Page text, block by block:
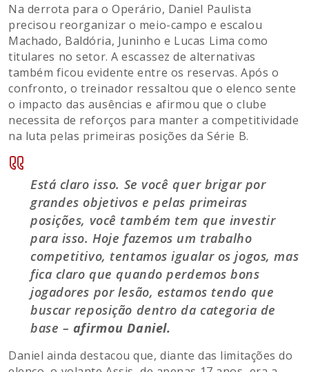
Na derrota para o Operário, Daniel Paulista
precisou reorganizar o meio-campo e escalou
Machado, Baldória, Juninho e Lucas Lima como
titulares no setor. A escassez de alternativas
também ficou evidente entre os reservas. Após o
confronto, o treinador ressaltou que o elenco sente
o impacto das ausências e afirmou que o clube
necessita de reforços para manter a competitividade
na luta pelas primeiras posições da Série B.
Está claro isso. Se você quer brigar por
grandes objetivos e pelas primeiras
posições, você também tem que investir
para isso. Hoje fazemos um trabalho
competitivo, tentamos igualar os jogos, mas
fica claro que quando perdemos bons
jogadores por lesão, estamos tendo que
buscar reposição dentro da categoria de
base – afirmou Daniel.
Daniel ainda destacou que, diante das limitações do